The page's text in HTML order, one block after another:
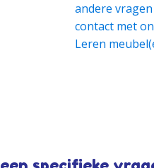
andere
contact met
Leren